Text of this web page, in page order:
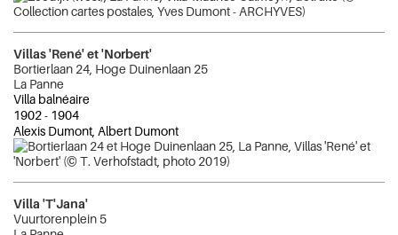
Villas 'René' et 'Norbert'
Bortierlaan 24, Hoge Duinenlaan 25
La Panne
Villa balnéaire
1902- 1904
Alexis Dumont, Albert Dumont
Villa 'T'Jana'
Vuurtorenplein 5